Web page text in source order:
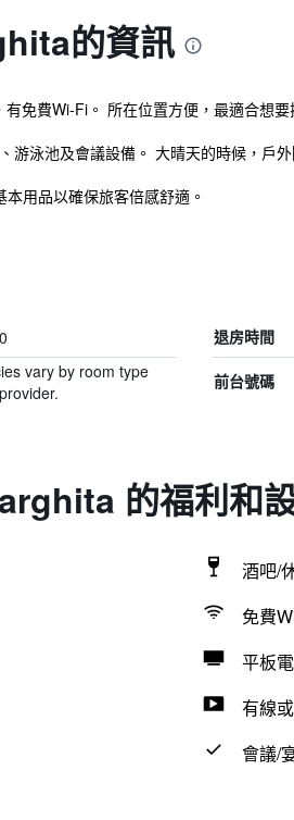
的資訊
免費Wi-Fi。 所在位置方便，最適合想要
游泳池及會議設備。 大晴天的時候，戶
用品以確保旅客倍感舒適。
退房時間
vary by room type
前台號碼
的福利和
酒吧/
免費
平板
有線
會議/